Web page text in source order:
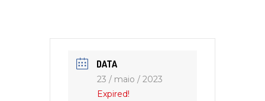
DATA
23 / maio / 2023
Expired!